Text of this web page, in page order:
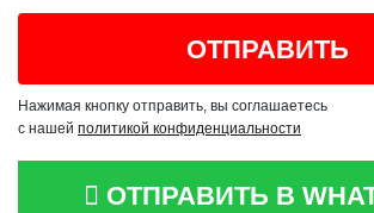
Нажимая кнопку отправить, вы соглашаетесь
с нашей политикой конфиденциальности
ОТПРАВИТЬ В